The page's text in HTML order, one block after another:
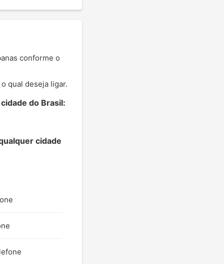
conforme o
qual deseja ligar.
do Brasil:
cidade